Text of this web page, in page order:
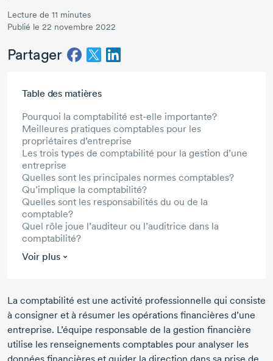
Lecture de 11 minutes
Publié le 22 novembre 2022
Partager
Table des matières
Pourquoi la comptabilité est-elle importante?
Meilleures pratiques comptables pour les
propriétaires d’entreprise
Les trois types de comptabilité pour la gestion d’une
entreprise
Quelles sont les principales normes comptables?
Qu’implique la comptabilité?
Quelles sont les responsabilités du ou de la
comptable?
Quel rôle joue l’auditeur ou l’auditrice dans la
comptabilité?
Voir plus
La comptabilité est une activité professionnelle qui consiste
à consigner et à résumer les opérations financières d’une
entreprise. L’équipe responsable de la gestion financière
utilise les renseignements comptables pour analyser les